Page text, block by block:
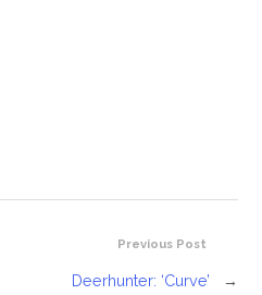
Previous Post
Deerhunter: ‘Curve’ →